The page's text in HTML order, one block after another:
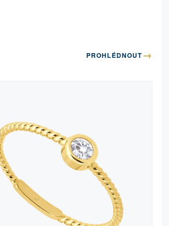
PROHLÉDNOUT →